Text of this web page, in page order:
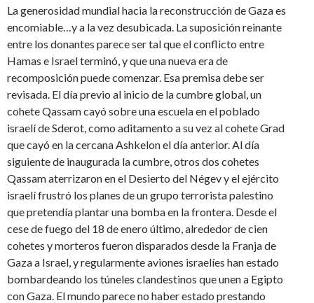
La generosidad mundial hacia la reconstrucción de Gaza es
encomiable…y a la vez desubicada. La suposición reinante
entre los donantes parece ser tal que el conflicto entre
Hamas e Israel terminó, y que una nueva era de
recomposición puede comenzar. Esa premisa debe ser
revisada. El día previo al inicio de la cumbre global, un
cohete Qassam cayó sobre una escuela en el poblado
israelí de Sderot, como aditamento a su vez al cohete Grad
que cayó en la cercana Ashkelon el día anterior. Al día
siguiente de inaugurada la cumbre, otros dos cohetes
Qassam aterrizaron en el Desierto del Négev y el ejército
israelí frustró los planes de un grupo terrorista palestino
que pretendía plantar una bomba en la frontera. Desde el
cese de fuego del 18 de enero último, alrededor de cien
cohetes y morteros fueron disparados desde la Franja de
Gaza a Israel, y regularmente aviones israelíes han estado
bombardeando los túneles clandestinos que unen a Egipto
con Gaza. El mundo parece no haber estado prestando